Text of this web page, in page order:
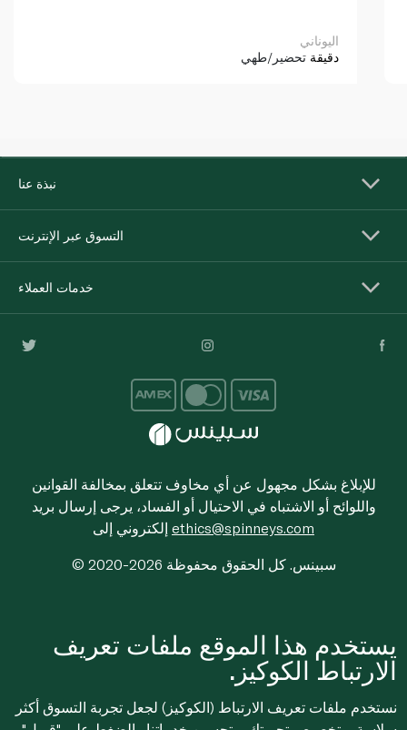
اليوناني
دقيقة تحضير/طهي
نبذة عنا
التسوق عبر الإنترنت
خدمات العملاء
للإبلاغ بشكل مجهول عن أي مخاوف تتعلق بمخالفة القوانين
واللوائح أو الاشتباه في الاحتيال أو الفساد، يرجى إرسال بريد
ethics@spinneys.com
© 2020-2026 سبينس. كل الحقوق محفوظة
يستخدم هذا الموقع ملفات تعريف
الارتباط الكوكيز.
نستخدم ملفات تعريف الارتباط (الكوكيز) لجعل تجربة التسوق أكثر